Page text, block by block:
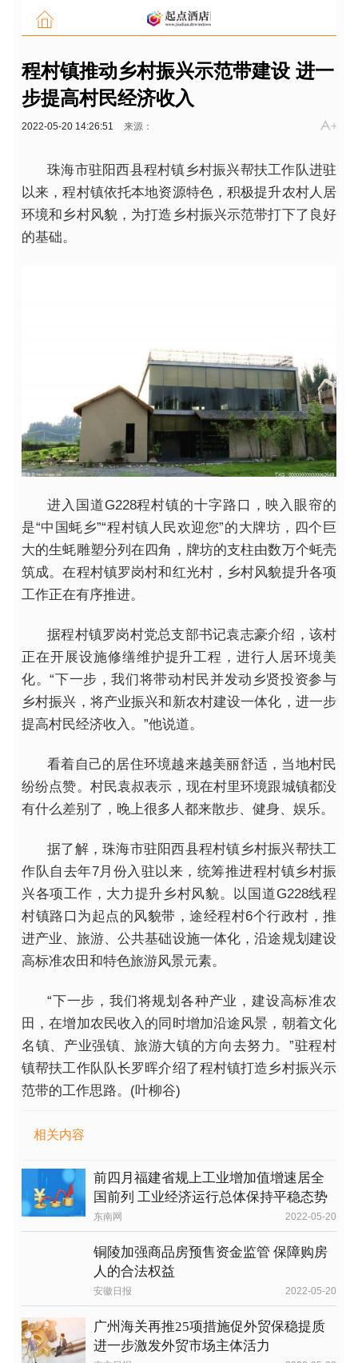
程村镇推动乡村振兴示范带建设 进一
步提高村民经济收入
2022-05-20 14:26:51 来源：
珠海市驻阳西县程村镇乡村振兴帮扶工作队进驻
以来，程村镇依托本地资源特色，积极提升农村人居
环境和乡村风貌，为打造乡村振兴示范带打下了良好
的基础。
进入国道G228程村镇的十字路口，映入眼帘的
是“中国蚝乡”“程村镇人民欢迎您”的大牌坊，四个巨
大的生蚝雕塑分列在四角，牌坊的支柱由数万个蚝壳
筑成。在程村镇罗岗村和红光村，乡村风貌提升各项
工作正在有序推进。
据程村镇罗岗村党总支部书记袁志豪介绍，该村
正在开展设施修缮维护提升工程，进行人居环境美
化。“下一步，我们将带动村民并发动乡贤投资参与
乡村振兴，将产业振兴和新农村建设一体化，进一步
提高村民经济收入。”他说道。
看着自己的居住环境越来越美丽舒适，当地村民
纷纷点赞。村民袁叔表示，现在村里环境跟城镇都没
有什么差别了，晚上很多人都来散步、健身、娱乐。
据了解，珠海市驻阳西县程村镇乡村振兴帮扶工
作队自去年7月份入驻以来，统筹推进程村镇乡村振
兴各项工作，大力提升乡村风貌。以国道G228线程
村镇路口为起点的风貌带，途经程村6个行政村，推
进产业、旅游、公共基础设施一体化，沿途规划建设
高标准农田和特色旅游风景元素。
“下一步，我们将规划各种产业，建设高标准农
田，在增加农民收入的同时增加沿途风景，朝着文化
名镇、产业强镇、旅游大镇的方向去努力。”驻程村
镇帮扶工作队队长罗晖介绍了程村镇打造乡村振兴示
范带的工作思路。(叶柳谷)
相关内容
前四月福建省规上工业增加值增速居全
国前列 工业经济运行总体保持平稳态势
东南网 2022-05-20
铜陵加强商品房预售资金监管 保障购房
人的合法权益
安徽日报 2022-05-20
广州海关再推25项措施促外贸保稳提质
进一步激发外贸市场主体活力